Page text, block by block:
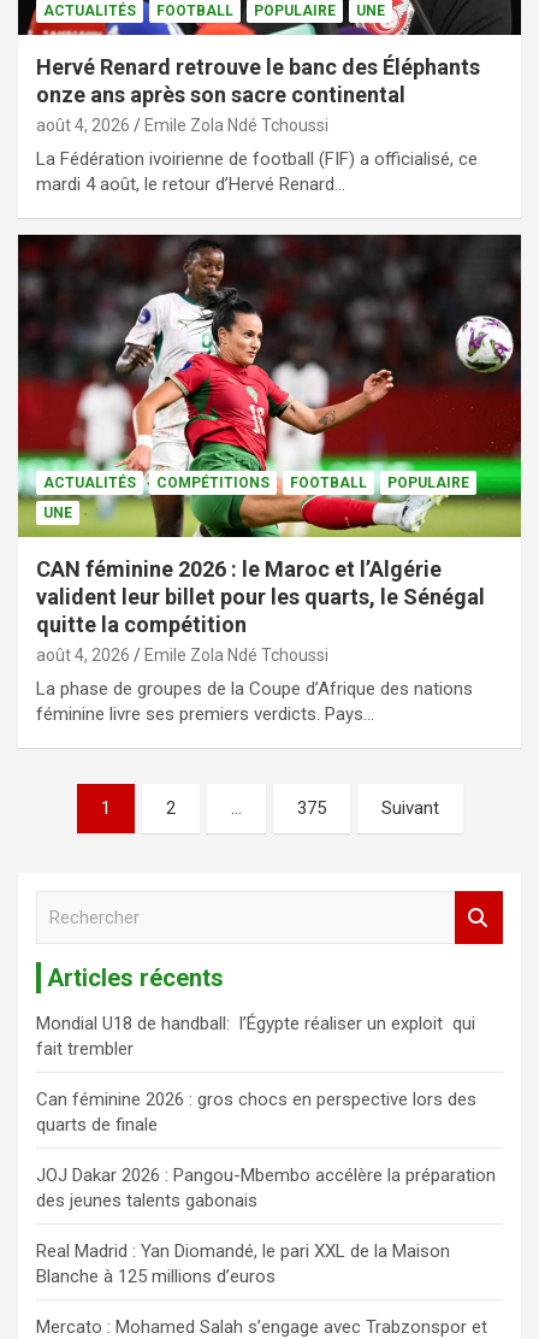
ACTUALITÉS FOOTBALL POPULAIRE UNE
Hervé Renard retrouve le banc des Éléphants
onze ans après son sacre continental
août 4, 2026 Emile Zola Ndé Tchoussi
La Fédération ivoirienne de football (FIF) a officialisé, ce
mardi 4 août, le retour d’Hervé Renard…
ACTUALITÉS COMPÉTITIONS FOOTBALL
POPULAIRE
UNE
CAN féminine 2026 : le Maroc et l’Algérie
valident leur billet pour les quarts, le Sénégal
quitte la compétition
août 4, 2026 Emile Zola Ndé Tchoussi
La phase de groupes de la Coupe d’Afrique des nations
féminine livre ses premiers verdicts. Pays…
1 2 … 375 Suivant
r
c
h
e
r
Articles récents
Mondial U18 de handball: l’Égypte réaliser un exploit qui
fait trembler
Can féminine 2026 : gros chocs en perspective lors des
quarts de finale
JOJ Dakar 2026 : Pangou-Mbembo accélère la préparation
des jeunes talents gabonais
Real Madrid : Yan Diomandé, le pari XXL de la Maison
Blanche à 125 millions d’euros
Mercato : Mohamed Salah s’engage avec Trabzonspor et